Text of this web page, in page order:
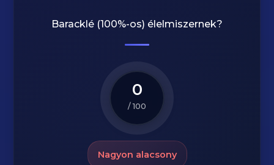
Baracklé (100%-os) élelmiszernek?
0
/ 100
Nagyon alacsony